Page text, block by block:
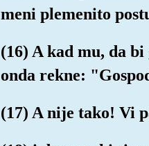
meni plemenito
(16) A kad mu, da
onda rekne:
(17) A nije tako! Vi